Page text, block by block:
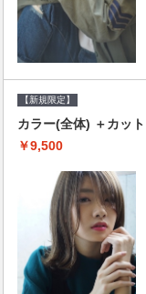
【新規限定】
カラー(全体) ＋カット
￥9,500